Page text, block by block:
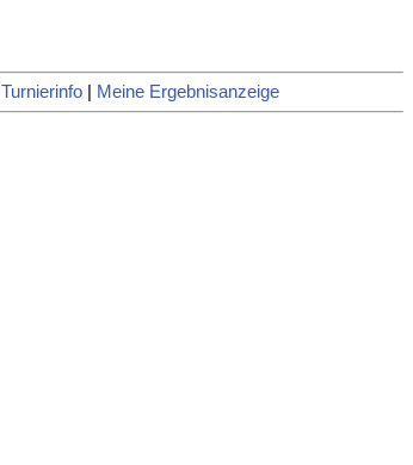
Turnierinfo| Meine Ergebnisanzeige